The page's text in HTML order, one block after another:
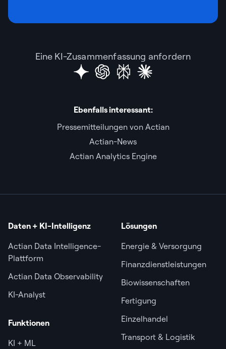
Eine KI-Zusammenfassung anfordern
Ebenfalls interessant:
Pressemitteilungen von Actian
Actian-News
Actian Analytics Engine
Daten + KI-Intelligenz
Actian Data Intelligence-
Plattform
Actian Data Observability
KI-Analyst
Funktionen
KI + ML
Lösungen
Energie & Versorgung
Finanzdienstleistungen
Biowissenschaften
Fertigung
Einzelhandel
Transport & Logistik